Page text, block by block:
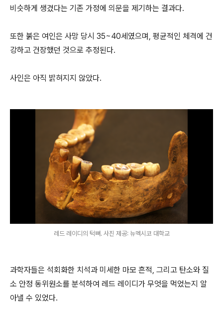
비슷하게 생겼다는 기존 가정에 의문을 제기하는 결과다.
또한 붉은 여인은 사망 당시 35~40세였으며, 평균적인 체격에 건
강하고 건장했던 것으로 추정된다.
사인은 아직 밝혀지지 않았다.
레드 레이디의 턱뼈. 사진 제공: 뉴멕시코 대학교
과학자들은 석회화한 치석과 미세한 마모 흔적, 그리고 탄소와 질
소 안정 동위원소를 분석하여 레드 레이디가 무엇을 먹었는지 알
아낼 수 있었다.